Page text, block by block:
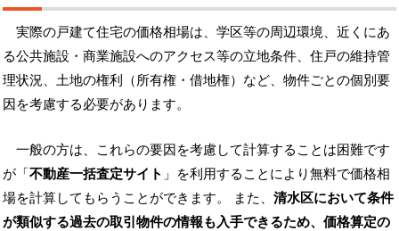
実際の戸建て住宅の価格相場は、学区等の周辺環境、近くにあ
る公共施設・商業施設へのアクセス等の立地条件、住戸の維持管
理状況、土地の権利（所有権・借地権）など、物件ごとの個別要
因を考慮する必要があります。
一般の方は、これらの要因を考慮して計算することは困難です
が「不動産一括査定サイト 」を利用することにより無料で価格相
場を計算してもらうことができます。 また、 清水区において条件
が類似する過去の取引物件の情報も入手できるため、価格算定の